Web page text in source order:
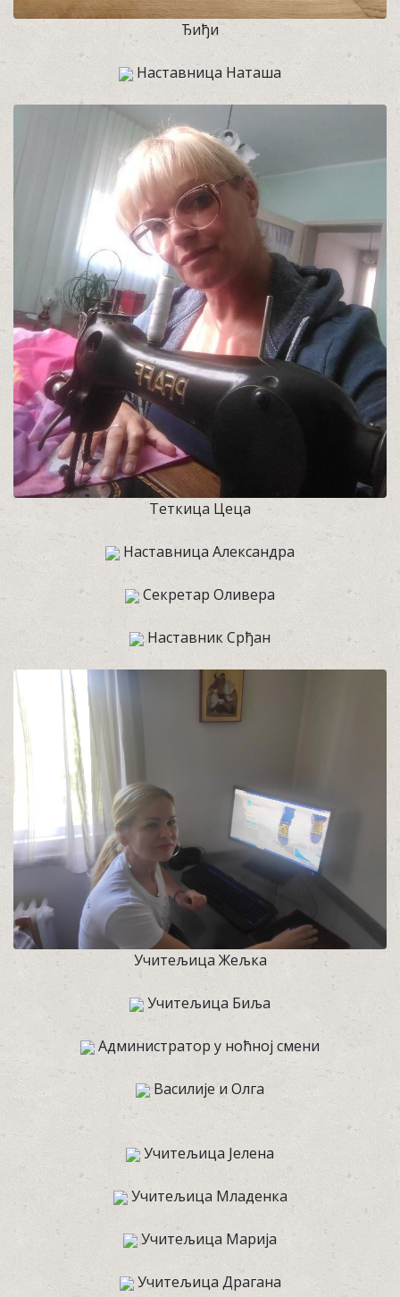
Ђиђи
Наставница Наташа
Теткица Цеца
Наставница Александра
Секретар Оливера
Наставник Срђан
Учитељица Жељка
Учитељица Биља
Администратор у ноћној смени
Василије и Олга
Учитељица Јелена
Учитељица Младенка
Учитељица Марија
Учитељица Драгана